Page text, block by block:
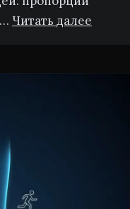
Читать далее